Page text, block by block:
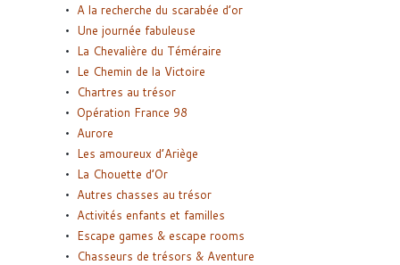
A la recherche du scarabée d’or
Une journée fabuleuse
La Chevalière du Téméraire
Le Chemin de la Victoire
Chartres au trésor
Opération France 98
Aurore
Les amoureux d’Ariège
La Chouette d’Or
Autres chasses au trésor
Activités enfants et familles
Escape games & escape rooms
Chasseurs de trésors & Aventure